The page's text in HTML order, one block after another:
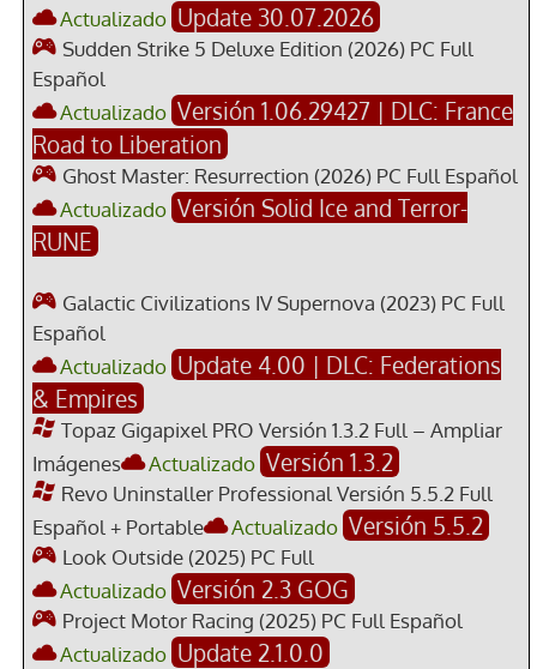
Actualizado Update 30.07.2026
Sudden Strike 5 Deluxe Edition (2026) PC Full
Español
Actualizado Versión 1.06.29427 | DLC: France
Road to Liberation
Ghost Master: Resurrection (2026) PC Full Español
Actualizado Versión Solid Ice and Terror-
RUNE
Galactic Civilizations IV Supernova (2023) PC Full
Español
Actualizado Update 4.00 | DLC: Federations
& Empires
Topaz Gigapixel PRO Versión 1.3.2 Full – Ampliar
Imágenes
Actualizado Versión 1.3.2
Revo Uninstaller Professional Versión 5.5.2 Full
Español + Portable
Actualizado Versión 5.5.2
Look Outside (2025) PC Full
Actualizado Versión 2.3 GOG
Project Motor Racing (2025) PC Full Español
Actualizado Update 2.1.0.0